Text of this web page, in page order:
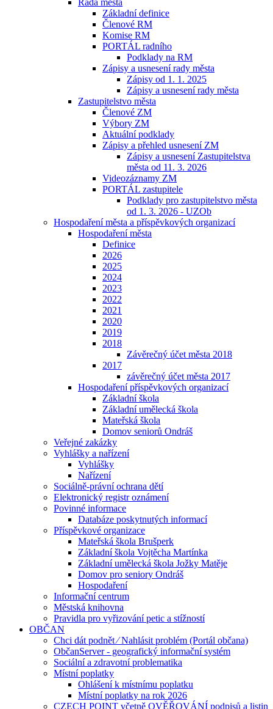
Rada města
Základní definice
Členové RM
Komise RM
PORTÁL radního
Podklady na RM
Zápisy a usnesení rady města
Zápisy od 1. 1. 2025
Zápisy a usnesení rady města
Zastupitelstvo města
Členové ZM
Výbory ZM
Aktuální podklady
Zápisy a přehled usnesení ZM
Zápisy a usnesení Zastupitelstva
města od 11. 3. 2026
Videozáznamy ZM
PORTÁL zastupitele
Podklady pro zastupitelstvo města
od 1. 3. 2026 - UZOb
Hospodaření města a příspěvkových organizací
Hospodaření města
Definice
2026
2025
2024
2023
2022
2021
2020
2019
2018
Závěrečný účet města 2018
2017
závěrečný účet města 2017
Hospodaření příspěvkových organizací
Základní škola
Základní umělecká škola
Mateřská škola
Domov seniorů Ondráš
Veřejné zakázky
Vyhlášky a nařízení
Vyhlášky
Nařízení
Sociálně-právní ochrana dětí
Elektronický registr oznámení
Povinné informace
Databáze poskytnutých informací
Příspěvkové organizace
Mateřská škola Brušperk
Základní škola Vojtěcha Martínka
Základní umělecká škola Jožky Matěje
Domov pro seniory Ondráš
Hospodaření
Informační centrum
Městská knihovna
Pravidla pro vyřizování petic a stížností
OBČAN
Chci dát podnět ⁄ Nahlásit problém (Portál občana)
ObčanServer - geografický informační systém
Sociální a zdravotní problematika
Místní poplatky
Ohlášení k místnímu poplatku
Místní poplatky na rok 2026
CZECH POINT včetně OVĚŘOVÁNÍ podpisů a listin